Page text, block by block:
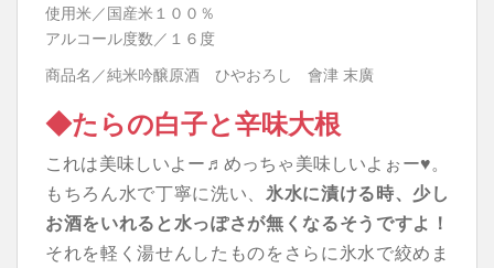
使用米／国産米１００％
アルコール度数／１６度
商品名／純米吟醸原酒 ひやおろし 會津 末廣
◆たらの白子と辛味大根
これは美味しいよー♬めっちゃ美味しいよぉー♥。
もちろん水で丁寧に洗い、 氷水に漬ける時、少し
お酒をいれると水っぽさが無くなるそうですよ！
それを軽く湯せんしたものをさらに氷水で絞めま